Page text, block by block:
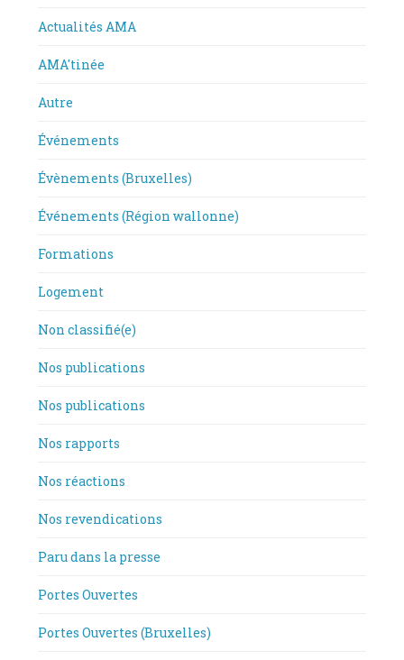
Actualités AMA
AMA'tinée
Autre
Événements
Évènements (Bruxelles)
Événements (Région wallonne)
Formations
Logement
Non classifié(e)
Nos publications
Nos publications
Nos rapports
Nos réactions
Nos revendications
Paru dans la presse
Portes Ouvertes
Portes Ouvertes (Bruxelles)